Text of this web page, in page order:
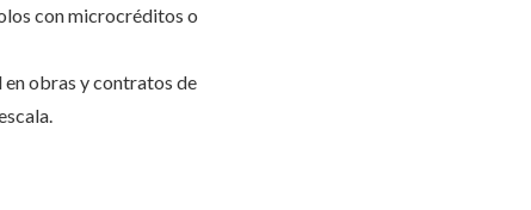
con microcréditos o
obras y contratos de